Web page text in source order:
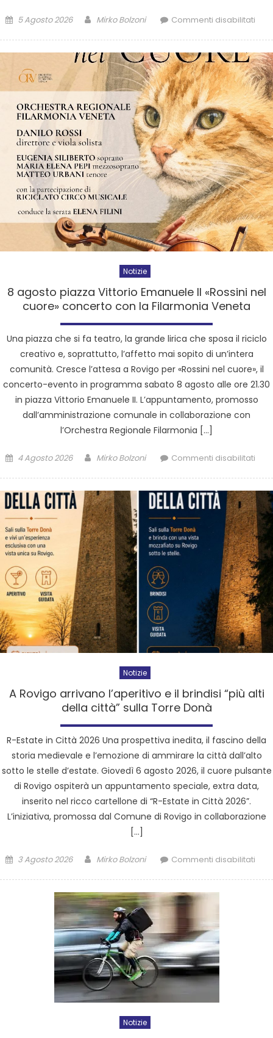
5 Agosto 2026 Mirko Bolzoni Commenti disabilitati
Notizie
8 agosto piazza Vittorio Emanuele II «Rossini nel
cuore» concerto con la Filarmonia Veneta
Una piazza che si fa teatro, la grande lirica che sposa il riciclo
creativo e, soprattutto, l’affetto mai sopito di un’intera
comunità. Cresce l’attesa a Rovigo per «Rossini nel cuore», il
concerto-evento in programma sabato 8 agosto alle ore 21.30
in piazza Vittorio Emanuele II. L’appuntamento, promosso
dall’amministrazione comunale in collaborazione con
l’Orchestra Regionale Filarmonia […]
4 Agosto 2026 Mirko Bolzoni Commenti disabilitati
Notizie
A Rovigo arrivano l’aperitivo e il brindisi “più alti
della città” sulla Torre Donà
R-Estate in Città 2026 Una prospettiva inedita, il fascino della
storia medievale e l’emozione di ammirare la città dall’alto
sotto le stelle d’estate. Giovedì 6 agosto 2026, il cuore pulsante
di Rovigo ospiterà un appuntamento speciale, extra data,
inserito nel ricco cartellone di “R-Estate in Città 2026”.
L’iniziativa, promossa dal Comune di Rovigo in collaborazione
[…]
3 Agosto 2026 Mirko Bolzoni Commenti disabilitati
Notizie